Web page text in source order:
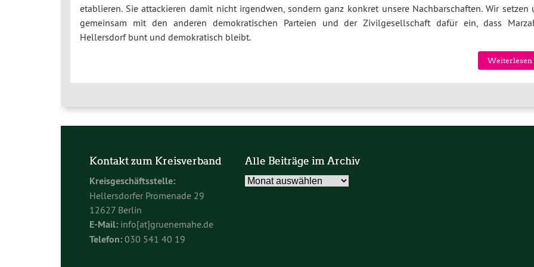
etablieren. Sie attackieren damit nicht irgendwen, sondern ganz konkret unsere Nachbarschaften. Wir setzen
gemeinsam mit den anderen demokratischen Parteien und der Zivilgesellschaft dafür ein, dass
Hellersdorf bunt und demokratisch bleibt.
Weiterlesen
Kontakt zum Kreisverband
Kreisgeschäftsstelle:
Hellersdorfer Promenade 29
12627 Berlin
E-Mail: info[at]gruenemahe.de
Telefon: 030 541 40 19
Alle Beiträge im Archiv
Alle